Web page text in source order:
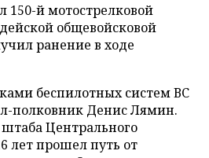
150-й мотострелковой
общевойсковой
ранение в ходе
беспилотных систем ВС
полковник Денис Лямин.
Центрального
лет прошел путь от